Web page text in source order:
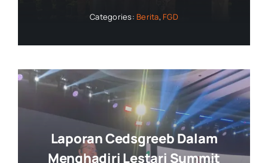
Categories: Berita, FGD
Laporan Cedsgreeb Dalam
Menghadiri Lestari Summit